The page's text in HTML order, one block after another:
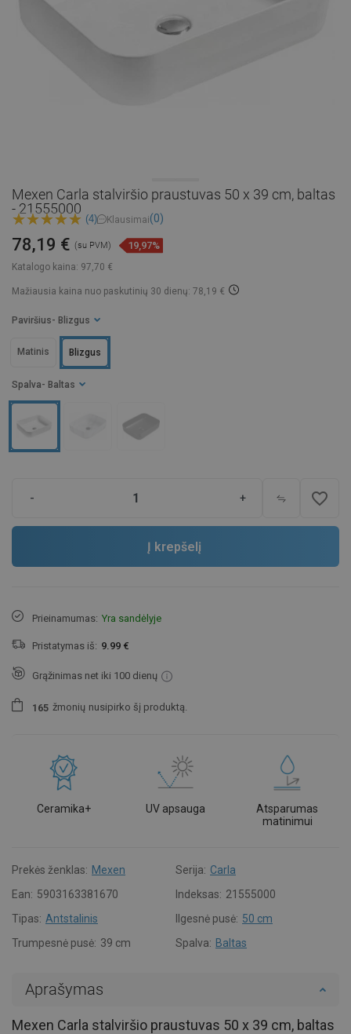
Mexen Carla stalviršio praustuvas 50 x 39 cm, baltas
- 21555000
(4) Klausimai(0)
Katalogo kaina: 97,70 €
78,19 € (su PVM) 19,97%
Mažiausia kaina nuo paskutinių 30 dienų: 78,19 €
Spalva - Baltas
Paviršius - Blizgus
Blizgus
Matinis
- + favorite_border
Į krepšelį
Prieinamumas: Yra sandėlyje
Pristatymas iš: 9.99 €
Grąžinimas net iki 100 dienų
1 65 žmonių nusipirko šį produktą.
Ceramika+ UV apsauga
Atsparumas
matinimui
Prekės ženklas: Mexen Serija: Carla
Ean: 5903163381670 Indeksas: 21555000
Tipas: Antstalinis Ilgesnė pusė: 50 cm
Trumpesnė pusė: 39 cm Spalva: Baltas
Aprašymas
Mexen Carla stalviršio praustuvas 50 x 39 cm, baltas